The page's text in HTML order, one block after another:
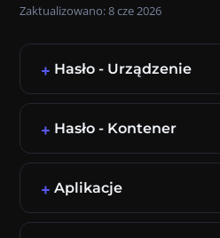
Zaktualizowano:8 cze 2026
Hasło - Urządzenie
Hasło - Kontener
Aplikacje